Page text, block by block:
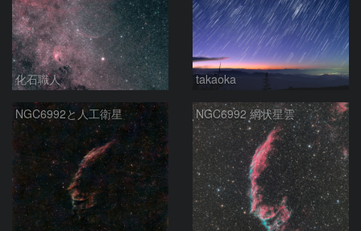
化石職人 takaoka
NGC6992と人工衛星 NGC6992 網状星雲